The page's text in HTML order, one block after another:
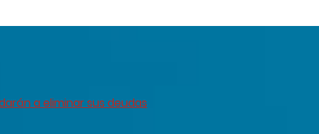
a eliminar sus deudas